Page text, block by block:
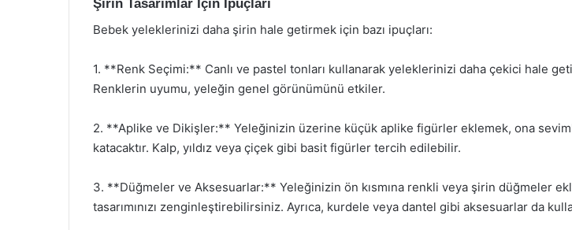
Şirin Tasarımlar İçin İpuçları
Bebek yeleklerinizi daha şirin hale getirmek için bazı ipuçları:
1. **Renk Seçimi:** Canlı ve pastel tonları kullanarak yeleklerinizi daha çekici hale
Renklerin uyumu, yeleğin genel görünümünü etkiler.
2. **Aplike ve Dikişler:** Yeleğinizin üzerine küçük aplike figürler eklemek, ona
katacaktır. Kalp, yıldız veya çiçek gibi basit figürler tercih edilebilir.
3. **Düğmeler ve Aksesuarlar:** Yeleğinizin ön kısmına renkli veya şirin düğmeler
tasarımınızı zenginleştirebilirsiniz. Ayrıca, kurdele veya dantel gibi aksesuarlar da